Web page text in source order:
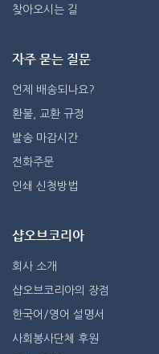
찾아오시는 길
자주 묻는 질문
언제 배송되나요?
환불, 교환 규정
발송 마감시간
전화주문
인쇄 신청방법
샵오브코리아
회사 소개
샵오브코리아의 장점
한국어/영어 설명서
사회봉사단체 후원